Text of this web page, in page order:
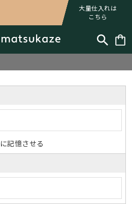
大量仕入れは
こちら
記憶させる